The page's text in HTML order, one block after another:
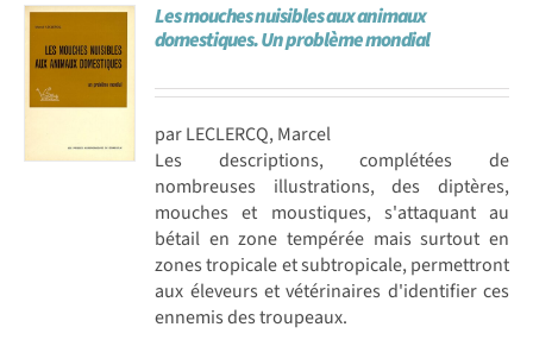
Les mouches nuisibles aux animaux
domestiques. Un problème mondial
par LECLERCQ, Marcel
Les descriptions, complétées de
nombreuses illustrations, des diptères,
mouches et moustiques, s'attaquant au
bétail en zone tempérée mais surtout en
zones tropicale et subtropicale, permettront
aux éleveurs et vétérinaires d'identifier ces
ennemis des troupeaux.